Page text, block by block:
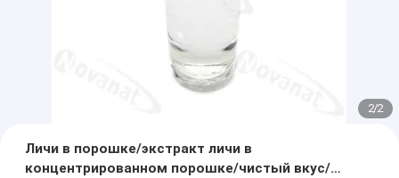
2/2
Личи в порошке/экстракт личи в
концентрированном порошке/чистый вкус/